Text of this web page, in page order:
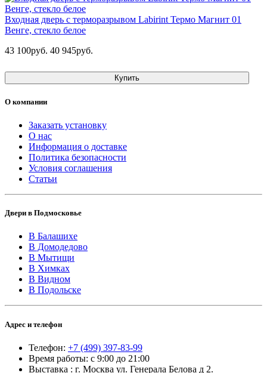
Входная дверь с терморазрывом Labirint Термо Магнит 01
Венге, стекло белое
43 100руб. 40 945руб.
Купить
О компании
Заказать установку
О нас
Информация о доставке
Политика безопасности
Условия соглашения
Статьи
Двери в Подмосковье
В Балашихе
В Домодедово
В Мытищи
В Химках
В Видном
В Подольске
Адрес и телефон
Телефон: +7 (499) 397-83-99
Время работы: с 9:00 до 21:00
Выставка : г. Москва ул. Генерала Белова д 2.